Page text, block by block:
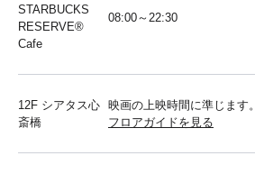
STARBUCKS
RESERVE®︎
Cafe
08:00～22:30
12F シアタス心
斎橋
映画の上映時間に準じます。
フロアガイドを見る